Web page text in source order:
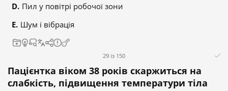
Пил у повітрі робочої зони
Шум і вібрація
29 із 150
Пацієнтка віком 38 років скаржиться на
слабкість, підвищення температури тіла